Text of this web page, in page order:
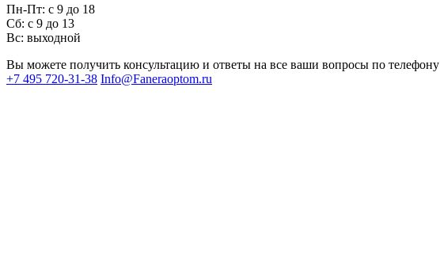
Пн-Пт: с 9 до 18
Сб: с 9 до 13
Вс: выходной
Вы можете получить консультацию и ответы на все ваши вопросы по телефону
+7 495 720-31-38 Info@Faneraoptom.ru